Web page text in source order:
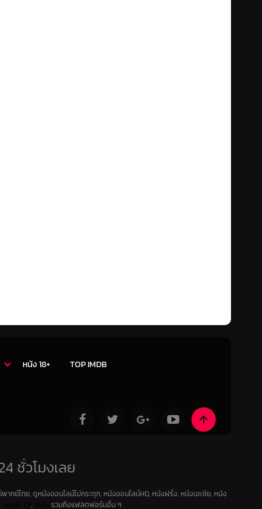
หนัง 18+ TOP IMDB
ชั่วโมงเลย
ย์ไทย, ดูหนังออนไลน์ไม่กระตุก, หนังออนไลน์HD, หนังฝรั่ง, หนังเอเชีย, หนัง
, รวมถึงแฟลตฟอร์มอื่น ๆ